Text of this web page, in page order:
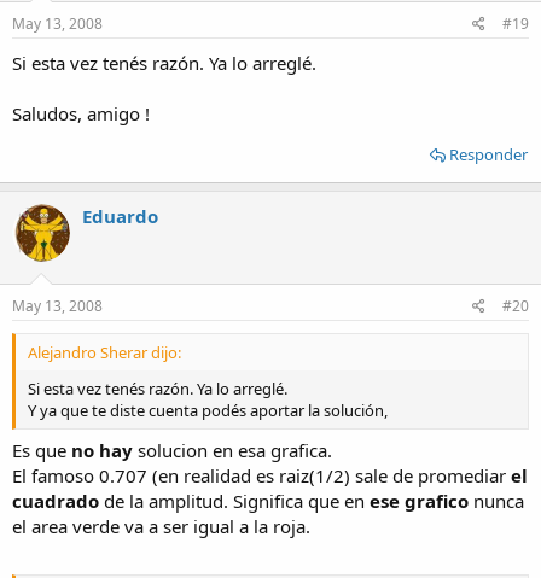
May 13, 2008 #19
Si esta vez tenés razón. Ya lo arreglé.
Saludos, amigo !
Responder
Eduardo
May 13, 2008 #20
Alejandro Sherar dijo:
Si esta vez tenés razón. Ya lo arreglé.
Y ya que te diste cuenta podés aportar la solución,
Es que no hay solucion en esa grafica.
El famoso 0.707 (en realidad es raiz(1/2) sale de promediar el
cuadrado de la amplitud. Significa que en ese grafico nunca
el area verde va a ser igual a la roja.